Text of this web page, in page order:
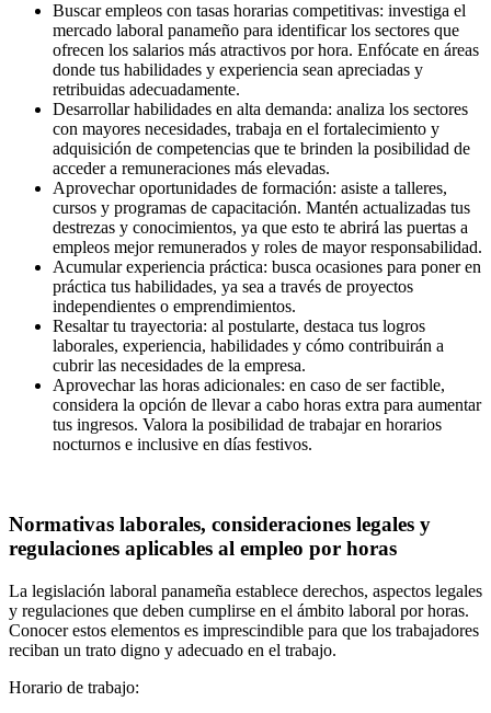
Buscar empleos con tasas horarias competitivas: investiga el
mercado laboral panameño para identificar los sectores que
ofrecen los salarios más atractivos por hora. Enfócate en áreas
donde tus habilidades y experiencia sean apreciadas y
retribuidas adecuadamente.
Desarrollar habilidades en alta demanda: analiza los sectores
con mayores necesidades, trabaja en el fortalecimiento y
adquisición de competencias que te brinden la posibilidad de
acceder a remuneraciones más elevadas.
Aprovechar oportunidades de formación: asiste a talleres,
cursos y programas de capacitación. Mantén actualizadas tus
destrezas y conocimientos, ya que esto te abrirá las puertas a
empleos mejor remunerados y roles de mayor responsabilidad.
Acumular experiencia práctica: busca ocasiones para poner en
práctica tus habilidades, ya sea a través de proyectos
independientes o emprendimientos.
Resaltar tu trayectoria: al postularte, destaca tus logros
laborales, experiencia, habilidades y cómo contribuirán a
cubrir las necesidades de la empresa.
Aprovechar las horas adicionales: en caso de ser factible,
considera la opción de llevar a cabo horas extra para aumentar
tus ingresos. Valora la posibilidad de trabajar en horarios
nocturnos e inclusive en días festivos.
Normativas laborales, consideraciones legales y
regulaciones aplicables al empleo por horas
La legislación laboral panameña establece derechos, aspectos legales
y regulaciones que deben cumplirse en el ámbito laboral por horas.
Conocer estos elementos es imprescindible para que los trabajadores
reciban un trato digno y adecuado en el trabajo.
Horario de trabajo: